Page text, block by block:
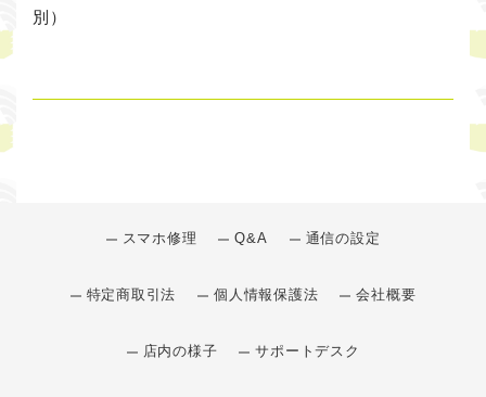
別）
スマホ修理 Q&A 通信の設定
特定商取引法 個人情報保護法 会社概要
店内の様子 サポートデスク